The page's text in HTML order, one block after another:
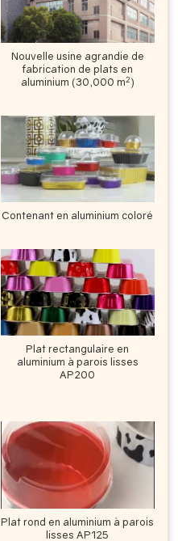
Nouvelle usine agrandie de
fabrication de plats en
aluminium (30,000 m2)
Contenant en aluminium coloré
Plat rectangulaire en
aluminium à parois lisses
AP200
Plat rond en aluminium à parois
lisses AP125